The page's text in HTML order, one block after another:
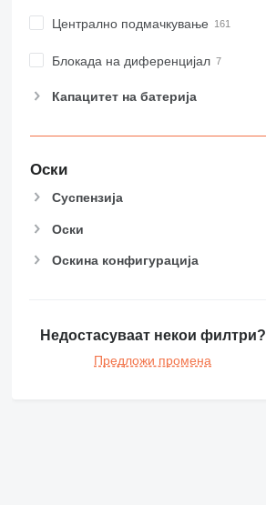
Централно подмачкување
Блокада на диференцијал
Капацитет на батерија
Оски
Суспензија
Оски
Оскина конфигурација
Недостасуваат некои филтри?
Предложи промена